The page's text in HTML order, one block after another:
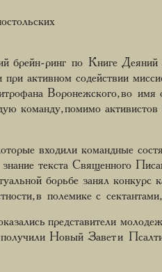
брейн-ринг по Книге Деяний
активном содействии
Воронежского, во имя
команду, помимо активистов
входили командные
текста Священного
борьбе занял конкурс
в полемике с
представители
Новый Завет и